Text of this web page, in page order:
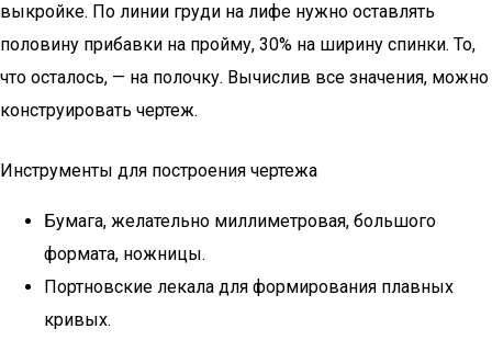
выкройке. По линии груди на лифе нужно оставлять
половину прибавки на пройму, 30% на ширину спинки. То,
что осталось, — на полочку. Вычислив все значения, можно
конструировать чертеж.
Инструменты для построения чертежа
Бумага, желательно миллиметровая, большого
формата, ножницы.
Портновские лекала для формирования плавных
кривых.